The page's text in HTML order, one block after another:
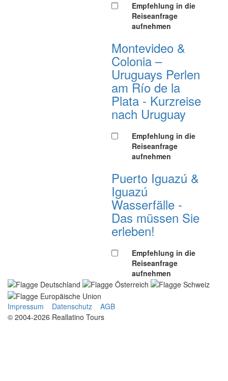
Empfehlung in die
Reiseanfrage
aufnehmen
Montevideo &
Colonia –
Uruguays Perlen
am Río de la
Plata - Kurzreise
nach Uruguay
Empfehlung in die
Reiseanfrage
aufnehmen
Puerto Iguazú &
Iguazú
Wasserfälle -
Das müssen Sie
erleben!
Empfehlung in die
Reiseanfrage
aufnehmen
Impressum Datenschutz
AGB
© 2004-2026 Reallatino Tours